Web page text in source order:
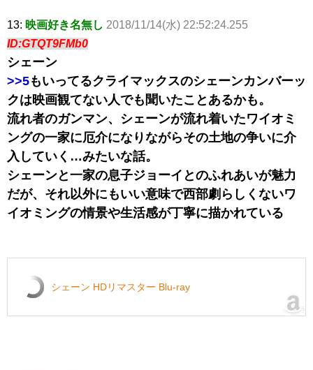
13: 映画好き名無し 2018/11/14(水) 22:52:24.255
ID:GTQT9FMb0
シェーン
>>5もいってるクライマックスのシェーンカンバーッ
クは映画観てない人でも聞いたことあるかも。
流れ者のガンマン、シェーンが流れ着いたワイオミ
ングの一家に厄介になりながらその土地の争いに介
入していく…みたいな話。
シェーンと一家の息子ジョーイとのふれあいが魅力
だが、それ以外にもいい意味で西部劇らしくないワ
イオミングの情景や生活感が丁寧に描かれている
シェーン HDリマスター Blu-ray